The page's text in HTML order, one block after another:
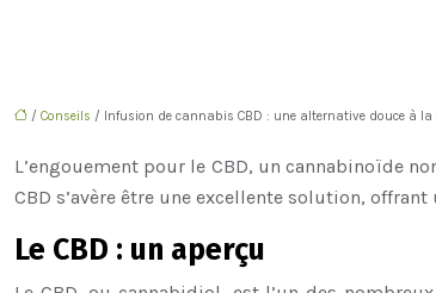
/ Conseils / Infusion de cannabis CBD : une alternative douce à
L’engouement pour le CBD, un cannabinoïde
CBD s’avère être une excellente solution,
Le CBD : un aperçu